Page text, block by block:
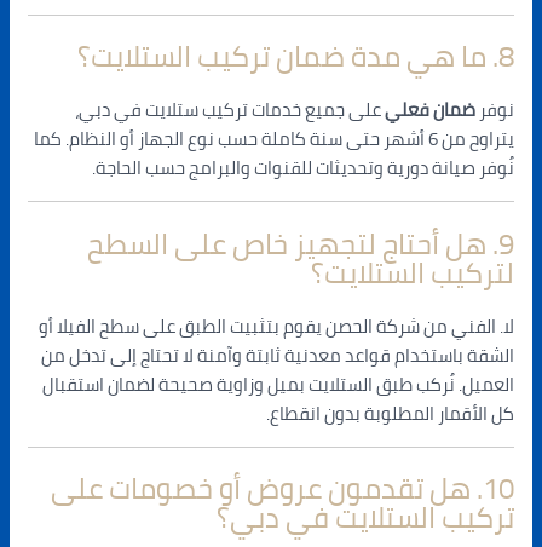
8. ما هي مدة ضمان تركيب الستلايت؟
نوفرضمان فعليعلى جميع خدمات تركيب ستلايت في دبي،
يتراوح من 6 أشهر حتى سنة كاملة حسب نوع الجهاز أو النظام. كما
نُوفر صيانة دورية وتحديثات للقنوات والبرامج حسب الحاجة.
9. هل أحتاج لتجهيز خاص على السطح
لتركيب الستلايت؟
لا. الفني من شركة الحصن يقوم بتثبيت الطبق على سطح الفيلا أو
الشقة باستخدام قواعد معدنية ثابتة وآمنة لا تحتاج إلى تدخل من
العميل. نُركب طبق الستلايت بميل وزاوية صحيحة لضمان استقبال
كل الأقمار المطلوبة بدون انقطاع.
10. هل تقدمون عروض أو خصومات على
تركيب الستلايت في دبي؟